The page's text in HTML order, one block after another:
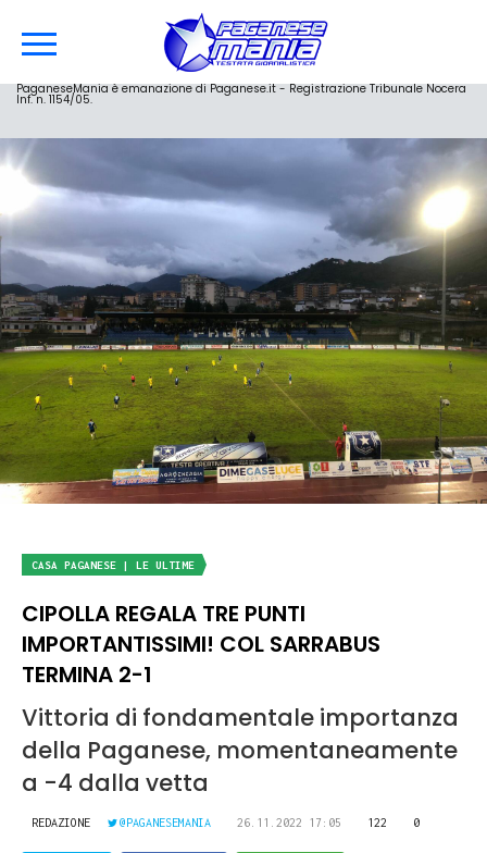
PaganeseMania è emanazione di Paganese.it - Registrazione Tribunale Nocera
Inf. n. 1154/05.
CASA PAGANESE | LE ULTIME
CIPOLLA REGALA TRE PUNTI
IMPORTANTISSIMI! COL SARRABUS
TERMINA 2-1
Vittoria di fondamentale importanza
della Paganese, momentaneamente
a -4 dalla vetta
REDAZIONE @PAGANESEMANIA 26.11.2022 17:05 122 0